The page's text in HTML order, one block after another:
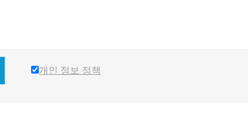
개인 정보 정책